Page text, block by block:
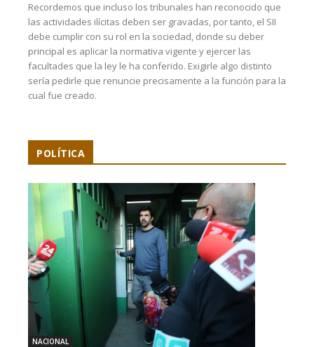
Recordemos que incluso los tribunales han reconocido que
las actividades ilícitas deben ser gravadas, por tanto, el SII
debe cumplir con su rol en la sociedad, donde su deber
principal es aplicar la normativa vigente y ejercer las
facultades que la ley le ha conferido. Exigirle algo distinto
sería pedirle que renuncie precisamente a la función para la
cual fue creado.
POLÍTICA
NACIONAL